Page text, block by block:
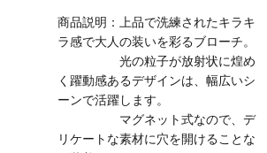
商品説明：上品で洗練されたキラキ
ラ感で大人の装いを彩るブローチ。
光の粒子が放射状に煌め
く躍動感あるデザインは、幅広いシ
ーンで活躍します。
マグネット式なので、デ
リケートな素材に穴を開けることな